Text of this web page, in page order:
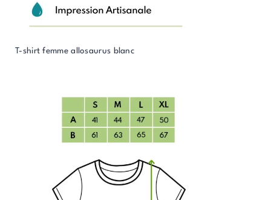
T-shirt femme allosaurus blanc